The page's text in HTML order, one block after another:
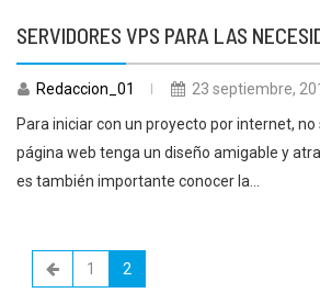
SERVIDORES VPS PARA LAS
Redaccion_01
23 septiembre,
Para iniciar con un proyecto por internet,
página web tenga un diseño amigable y
es también importante conocer la...
1 2